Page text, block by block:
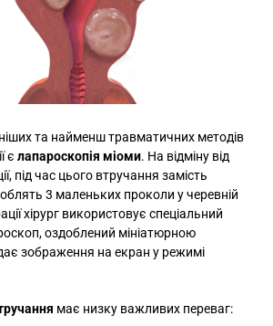
та найменш травматичних методів
є лапароскопія міоми. На відміну від
під час цього втручання замість
3 маленьких проколи у черевній
хірург використовує спеціальний
оздоблений мініатюрною
зображення на екран у режимі
має низку важливих переваг: